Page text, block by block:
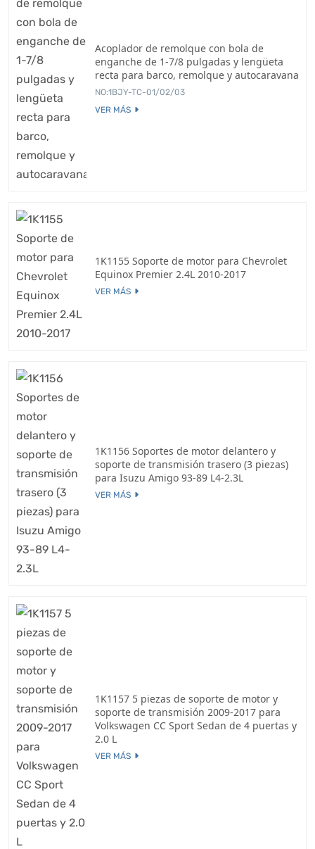
Acoplador de remolque con bola de
enganche de 1-7/8 pulgadas y lengüeta
recta para barco, remolque y autocaravana
NO:1BJY-TC-01/02/03
VER MÁS
1K1155 Soporte de motor para Chevrolet
Equinox Premier 2.4L 2010-2017
VER MÁS
1K1156 Soportes de motor delantero y
soporte de transmisión trasero (3 piezas)
para Isuzu Amigo 93-89 L4-2.3L
VER MÁS
1K1157 5 piezas de soporte de motor y
soporte de transmisión 2009-2017 para
Volkswagen CC Sport Sedan de 4 puertas y
2.0 L
VER MÁS